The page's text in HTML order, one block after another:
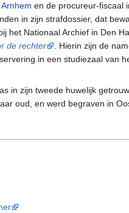
Arnhem en de procureur-fiscaal
in zijn strafdossier, dat
het Nationaal Archief in Den
de rechter
. Hierin zijn de
in een studiezaal van
in zijn tweede huwelijk
oud, en werd begraven in